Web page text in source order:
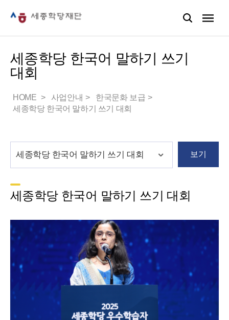
세종학당 한국어 말하기 쓰기
대회
HOME 사업안내
한국문화 보급
세종학당 한국어 말하기 쓰기 대회
보기
세종학당 한국어 말하기 쓰기 대회